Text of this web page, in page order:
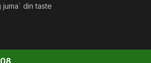
juma` din taste